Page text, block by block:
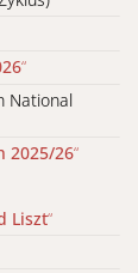
“
National
2025/26“
Liszt“